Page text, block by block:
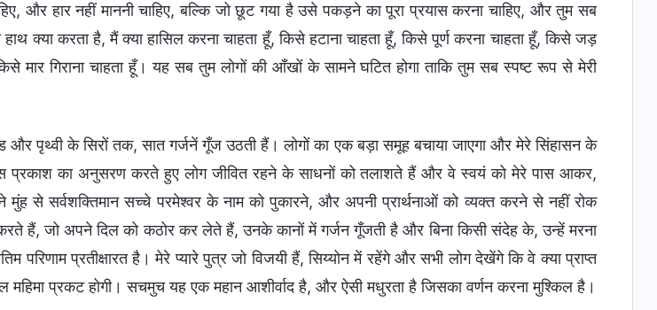
और हार नहीं माननी चाहिए, बल्कि जो छूट गया है उसे पकड़ने का पूरा प्रयास करना चाहिए, और तुम सब
क्या करता है, मैं क्या हासिल करना चाहता हूँ, किसे हटाना चाहता हूँ, किसे पूर्ण करना चाहता हूँ, किसे जड़
मार गिराना चाहता हूँ। यह सब तुम लोगों की आँखों के सामने घटित होगा ताकि तुम सब स्पष्ट रूप से मेरी
और पृथ्वी के सिरों तक, सात गर्जनें गूँज उठती हैं। लोगों का एक बड़ा समूह बचाया जाएगा और मेरे सिंहासन के
प्रकाश का अनुसरण करते हुए लोग जीवित रहने के साधनों को तलाशते हैं और वे स्वयं को मेरे पास आकर,
से सर्वशक्तिमान सच्चे परमेश्वर के नाम को पुकारने, और अपनी प्रार्थनाओं को व्यक्त करने से नहीं रोक
हैं, जो अपने दिल को कठोर कर लेते हैं, उनके कानों में गर्जन गूँजती है और बिना किसी संदेह के, उन्हें मरना
परिणाम प्रतीक्षारत है। मेरे प्यारे पुत्र जो विजयी हैं, सिय्योन में रहेंगे और सभी लोग देखेंगे कि वे क्या प्राप्त
प्रकट होगी। सचमुच यह एक महान आशीर्वाद है, और ऐसी मधुरता है जिसका वर्णन करना मुश्किल है।